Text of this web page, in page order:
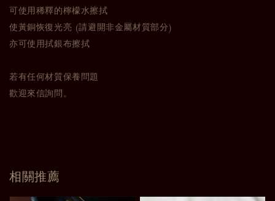
可使用稀釋的檸檬水擦拭
使黃銅恢復光亮 (請避開非金屬材質部分)
亦可使用拭銀布擦拭
若有任何材質保養問題
歡迎來信詢問。
相關推薦